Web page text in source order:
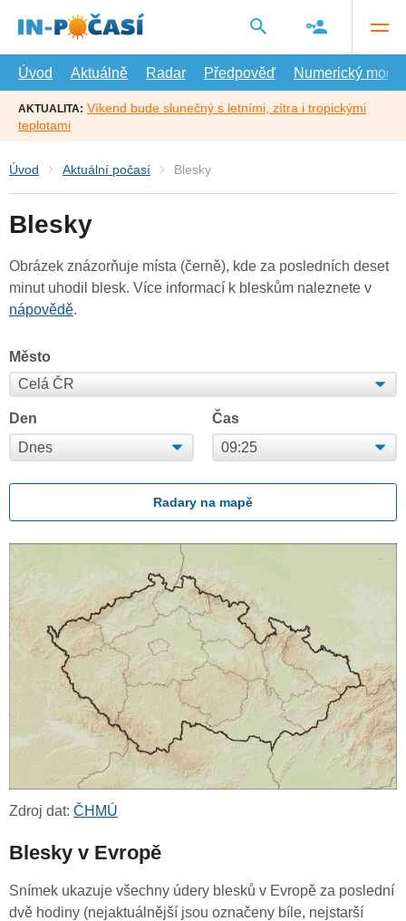
hlavní
Úvod
Aktuálně Radar Předpověď Numerický model
AKTUALITA: Víkend bude slunečný s letními, zítra i tropickými
teplotami
Úvod Aktuální počasí Blesky
Blesky
Obrázek znázorňuje místa (černě), kde za posledních deset
minut uhodil blesk. Více informací k bleskům naleznete v
nápovědě.
Město
Den Čas
Radary na mapě
Zdroj dat: ČHMÚ
Blesky v Evropě
Snímek ukazuje všechny údery blesků v Evropě za poslední
dvě hodiny (nejaktuálnější jsou označeny bíle, nejstarší